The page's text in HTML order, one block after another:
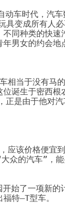
动车时代，汽
变成所有人
同种类的快速
年男女的约会地
相当于没有马
诞生于密西根
正是由于他对
应该价格便宜
众的汽车”，
始了一项新的
特—T型车。